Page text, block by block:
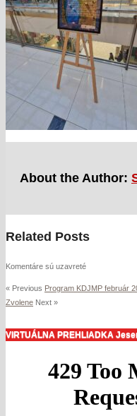
About the Author:
Related Posts
Komentáre sú uzavreté
« Previous Program KDJMP február
Zvolene Next »
VIRTUÁLNA PREHLIADKA